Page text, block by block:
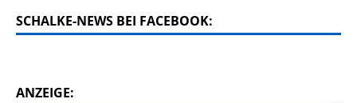
SCHALKE-NEWS BEI FACEBOOK:
ANZEIGE: